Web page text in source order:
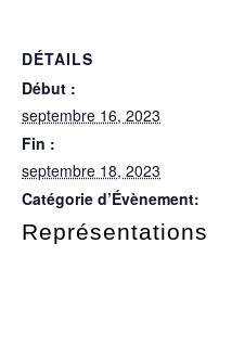
DÉTAILS
Début :
septembre 16, 2023
Fin :
septembre 18, 2023
Catégorie d’Évènement:
Représentations